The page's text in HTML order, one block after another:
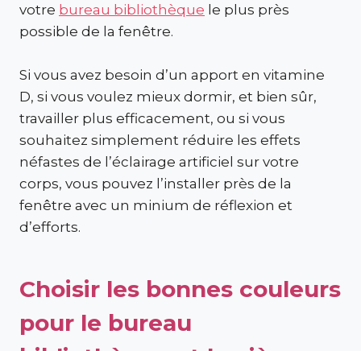
votre bureau bibliothèque le plus près
possible de la fenêtre.
Si vous avez besoin d’un apport en vitamine
D, si vous voulez mieux dormir, et bien sûr,
travailler plus efficacement, ou si vous
souhaitez simplement réduire les effets
néfastes de l’éclairage artificiel sur votre
corps, vous pouvez l’installer près de la
fenêtre avec un minium de réflexion et
d’efforts.
Choisir les bonnes couleurs
pour le bureau